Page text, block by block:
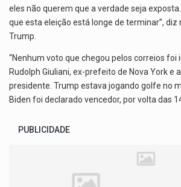
eles não querem que a verdade seja
que esta eleição está longe de terminar”, diz
Trump.
“Nenhum voto que chegou pelos correios foi
Rudolph Giuliani, ex-prefeito de Nova York e
presidente. Trump estava jogando golfe no
Biden foi declarado vencedor, por volta das
PUBLICIDADE